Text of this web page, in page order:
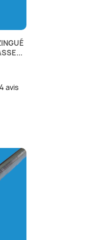
4 avis